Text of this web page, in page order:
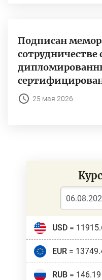
Подписан
сотрудничестве
25 мая 2026
USD=
EUR=
RUB= 146.19